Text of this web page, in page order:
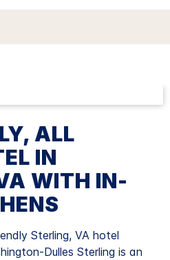
983
论.
链
ALL
IN
WITH IN-
Sterling, VA hotel
Dulles Sterling is an